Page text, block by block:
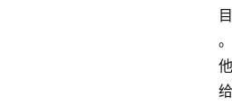
目
。
他
给